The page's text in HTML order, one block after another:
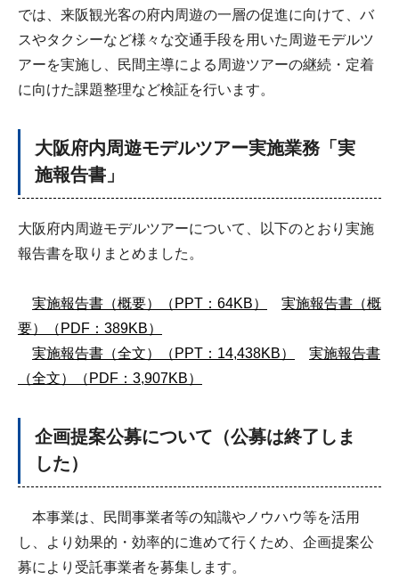
では、来阪観光客の府内周遊の一層の促進に向けて、バ
スやタクシーなど様々な交通手段を用いた周遊モデルツ
アーを実施し、民間主導による周遊ツアーの継続・定着
に向けた課題整理など検証を行います。
大阪府内周遊モデルツアー実施業務「実
施報告書」
大阪府内周遊モデルツアーについて、以下のとおり実施
報告書を取りまとめました。
実施報告書（概要）（PPT：64KB）
実施報告書（概
要）（PDF：389KB）
実施報告書（全文）（PPT：14,438KB）
実施報告書
（全文）（PDF：3,907KB）
企画提案公募について（公募は終了しま
した）
本事業は、民間事業者等の知識やノウハウ等を活用
し、より効果的・効率的に進めて行くため、企画提案公
募により受託事業者を募集します。